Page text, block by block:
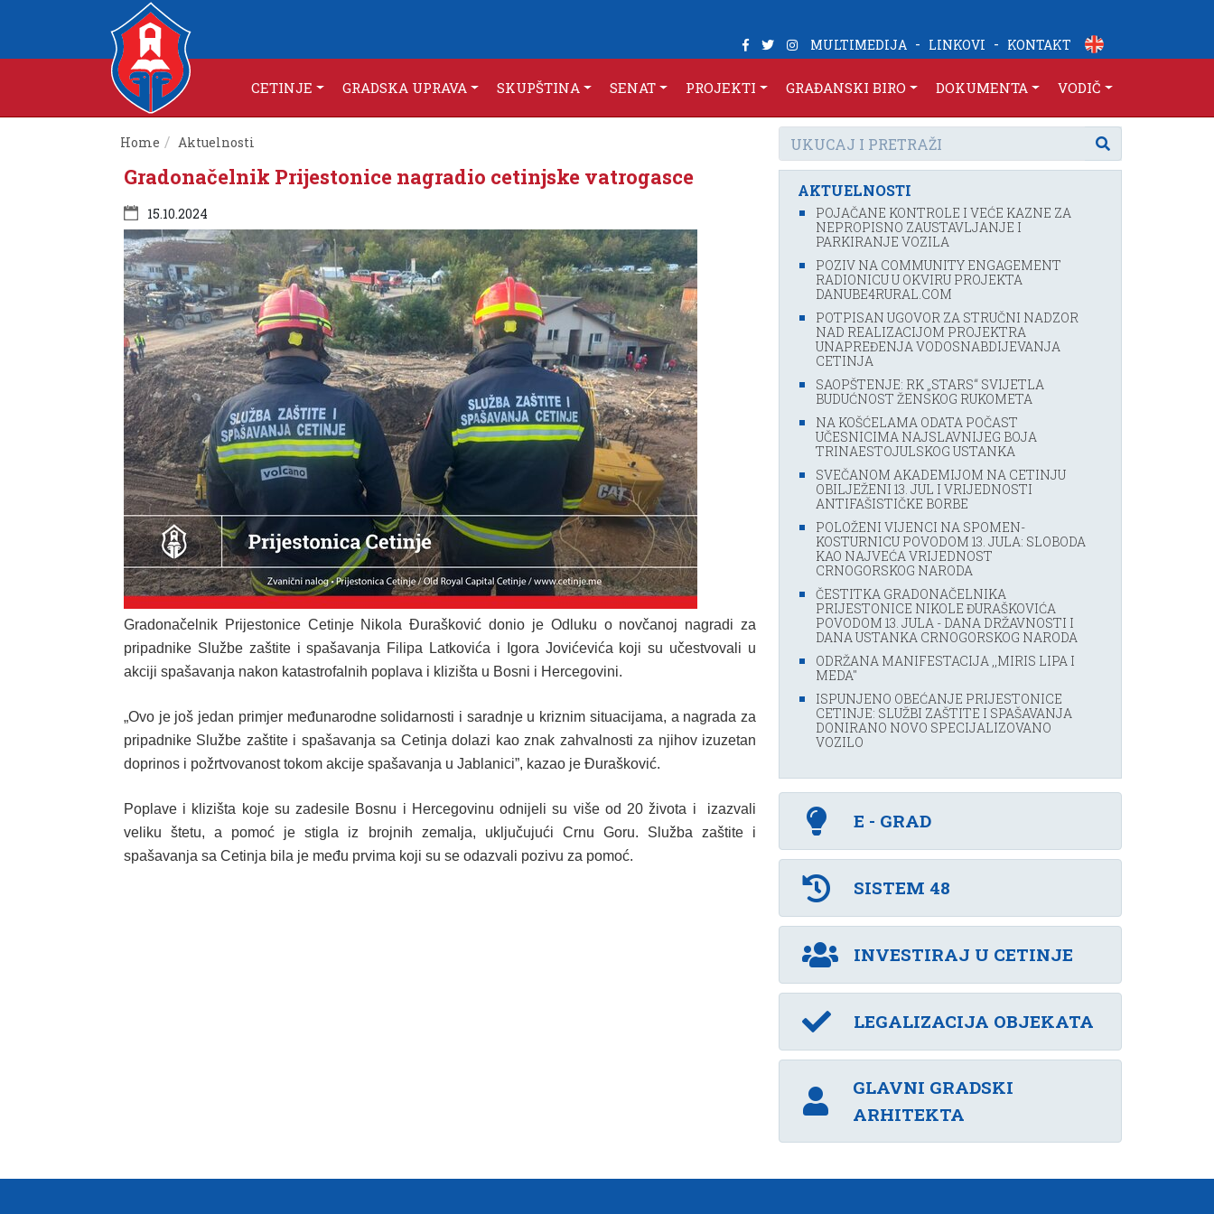
MULTIMEDIJA - LINKOVI - KONTAKT
CETINJE GRADSKA UPRAVA SKUPŠTINA SENAT PROJEKTI GRAĐANSKI BIRO DOKUMENTA VODIČ
Home Aktuelnosti
Gradonačelnik Prijestonice nagradio cetinjske vatrogasce
15.10.2024
Gradonačelnik Prijestonice Cetinje Nikola Đurašković donio je Odluku o novčanoj nagradi za
pripadnike Službe zaštite i spašavanja Filipa Latkovića i Igora Jovićevića koji su učestvovali u
akciji spašavanja nakon katastrofalnih poplava i klizišta u Bosni i Hercegovini.
„Ovo je još jedan primjer međunarodne solidarnosti i saradnje u kriznim situacijama, a nagrada za
pripadnike Službe zaštite i spašavanja sa Cetinja dolazi kao znak zahvalnosti za njihov izuzetan
doprinos i požrtvovanost tokom akcije spašavanja u Jablanici”, kazao je Đurašković.
Poplave i klizišta koje su zadesile Bosnu i Hercegovinu odnijeli su više od 20 života i izazvali
veliku štetu, a pomoć je stigla iz brojnih zemalja, uključujući Crnu Goru. Služba zaštite i
spašavanja sa Cetinja bila je među prvima koji su se odazvali pozivu za pomoć.
AKTUELNOSTI
POJAČANE KONTROLE I VEĆE KAZNE ZA
NEPROPISNO ZAUSTAVLJANJE I
PARKIRANJE VOZILA
POZIV NA COMMUNITY ENGAGEMENT
RADIONICU U OKVIRU PROJEKTA
DANUBE4RURAL.COM
POTPISAN UGOVOR ZA STRUČNI NADZOR
NAD REALIZACIJOM PROJEKTRA
UNAPREĐENJA VODOSNABDIJEVANJA
CETINJA
SAOPŠTENJE: RK „STARS“ SVIJETLA
BUDUĆNOST ŽENSKOG RUKOMETA
NA KOŠĆELAMA ODATA POČAST
UČESNICIMA NAJSLAVNIJEG BOJA
TRINAESTOJULSKOG USTANKA
SVEČANOM AKADEMIJOM NA CETINJU
OBILJEŽENI 13. JUL I VRIJEDNOSTI
ANTIFAŠISTIČKE BORBE
POLOŽENI VIJENCI NA SPOMEN-
KOSTURNICU POVODOM 13. JULA: SLOBODA
KAO NAJVEĆA VRIJEDNOST
CRNOGORSKOG NARODA
ČESTITKA GRADONAČELNIKA
PRIJESTONICE NIKOLE ĐURAŠKOVIĆA
POVODOM 13. JULA - DANA DRŽAVNOSTI I
DANA USTANKA CRNOGORSKOG NARODA
ODRŽANA MANIFESTACIJA ,,MIRIS LIPA I
MEDA''
ISPUNJENO OBEĆANJE PRIJESTONICE
CETINJE: SLUŽBI ZAŠTITE I SPAŠAVANJA
DONIRANO NOVO SPECIJALIZOVANO
VOZILO
E - GRAD
SISTEM 48
INVESTIRAJ U CETINJE
LEGALIZACIJA OBJEKATA
GLAVNI GRADSKI
ARHITEKTA